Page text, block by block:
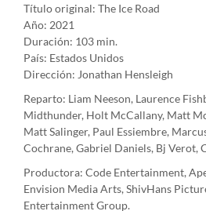
Título original: The Ice Road
Año: 2021
Duración: 103 min.
País: Estados Unidos
Dirección: Jonathan Hensleigh
Reparto: Liam Neeson, Laurence
Midthunder, Holt McCallany, Matt
Matt Salinger, Paul Essiembre,
Cochrane, Gabriel Daniels, Bj Verot,
Productora: Code Entertainment,
Envision Media Arts, ShivHans
Entertainment Group.